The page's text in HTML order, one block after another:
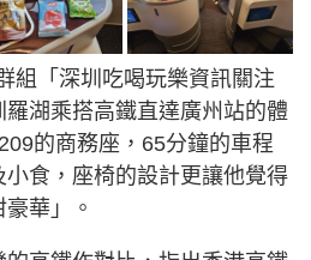
組「深圳吃喝玩樂資訊關注
湖乘搭高鐵直達廣州站的體
的商務座，65分鐘的車程
食，座椅的設計更讓他覺得
華」。